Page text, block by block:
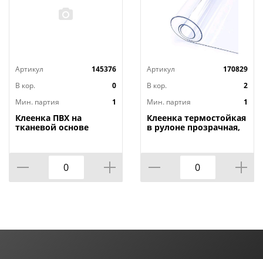
Артикул
145376
В кор.
0
Мин. партия
1
Клеенка ПВХ на
тканевой основе
потертости, грязные
края
Артикул
170829
В кор.
2
Мин. партия
1
Клеенка термостойкая
в рулоне прозрачная,
HOZBAT